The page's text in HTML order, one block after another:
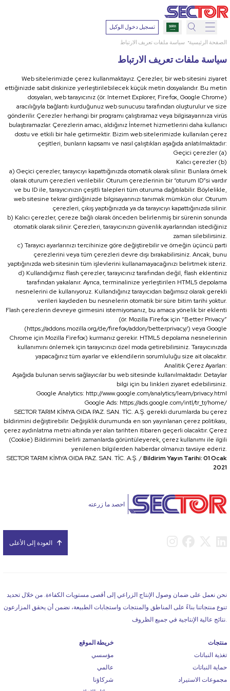
تسجيل دخول الوكيل
بحث
نبتة
المادة
الفعالة
اختر
مرضًا
بحث
الصفحة الرئيسية سياسة ملفات تعريف الارتباط
سياسة ملفات تعريف الارتباط
Web sitelerimizde çerez kullanmaktayız. Çerezler, bir web sitesini ziyaret
ettiğinizde sabit diskinize yerleştirilebilecek küçük metin dosyalarıdır. Bu metin
dosyaları, web tarayıcınız (ör. Internet Explorer, Firefox, Google Chrome)
aracılığıyla bağlantı kurduğunuz web sunucusu tarafından oluşturulur ve size
gönderilir. Çerezler herhangi bir programı çalıştıramaz veya bilgisayarınıza virüs
bulaştıramazlar. Çerezlerin amacı, aldığınız İnternet hizmetlerini daha kullanıcı
dostu ve etkili bir hale getirmektir. Bizim web sitelerimizde kullanılan çerez
çeşitleri, bunların kapsamı ve nasıl çalıştıkları aşağıda anlatılmaktadır:
Geçici çerezler (a)
Kalıcı çerezler (b)
a) Geçici çerezler, tarayıcıyı kapattığınızda otomatik olarak silinir. Bunlara örnek
olarak oturum çerezleri verilebilir. Oturum çerezlerinin bir “oturum ID”si vardır
ve bu ID ile, tarayıcınızın çeşitli talepleri tüm oturuma dağıtılabilir. Böylelikle,
web sitesine tekrar girdiğinizde bilgisayarınızı tanımak mümkün olur. Oturum
çerezleri, çıkış yaptığınızda ya da tarayıcıyı kapattığınızda silinir.
b) Kalıcı çerezler, çereze bağlı olarak önceden belirlenmiş bir sürenin sonunda
otomatik olarak silinir. Çerezleri, tarayıcınızın güvenlik ayarlarından istediğiniz
zaman silebilirsiniz.
c) Tarayıcı ayarlarınızı tercihinize göre değiştirebilir ve örneğin üçüncü parti
çerezlerini veya tüm çerezleri devre dışı bırakabilirsiniz. Ancak, bunu
yaptığınızda web sitesinin tüm işlevlerini kullanamayacağınızı belirtmek isteriz.
d) Kullandığımız flash çerezler, tarayıcınız tarafından değil, flash eklentiniz
tarafından yakalanır. Ayrıca, terminalinize yerleştirilen HTML5 depolama
nesnelerini de kullanıyoruz. Kullandığınız tarayıcıdan bağımsız olarak gerekli
verileri kaydeden bu nesnelerin otomatik bir süre bitim tarihi yoktur.
Flash çerezlerin devreye girmesini istemiyorsanız, bu amaca yönelik bir eklenti
(ör. Mozilla Firefox için “Better Privacy”
(https://addons.mozilla.org/de/firefox/addon/betterprivacy/) veya Google
Chrome için Mozilla Firefox) kurmanız gerekir. HTML5 depolama nesnelerinin
kullanımını önlemek için tarayıcınızı özel moda getirebilirsiniz. Tarayıcınızda
yapacağınız tüm ayarlar ve eklendilerin sorumluluğu size ait olacaktır.
Analitik Çerez Ayarları:
Aşağıda bulunan servis sağlayıcılar bu web sitesinde kullanılmaktadır. Detaylar
bilgi için bu linkleri ziyaret edebilirsiniz.
Google Analytics: http://www.google.com/analytics/learn/privacy.html
Google Ads: https://ads.google.com/intl/tr_tr/home/
SECTOR TARIM KİMYA GIDA PAZ. SAN. TİC. A.Ş. gerekli durumlarda bu çerez
bildirimini değiştirebilir. Değişiklik durumunda en son yayınlanan çerez politikası,
çerez aydınlatma metni altında yer alan tarihten itibaren geçerli olacaktır. Çerez
(Cookie) Bildirimini belirli zamanlarda görüntüleyerek, çerez kullanımı ile ilgili
yenilenen bilgilerden haberdar olmanızı tavsiye ederiz.
SECTOR TARIM KİMYA GIDA PAZ. SAN. TİC. A.Ş. /Bildirim Yayın Tarihi: 01 Ocak
2021
احصد ما زرعته
العودة إلى الأعلى
نحن نعمل على ضمان وصول الإنتاج الزراعي إلى أقصى مستويات الكفاءة. من خلال تحديد
تنوع منتجاتنا بناءً على المناطق والمنتجات واستجابات الطبيعة، نضمن أن يحقق المزارعون
نتائج عالية الإنتاجية في جميع الظروف.
خريطة الموقع
مؤسسي
عالمي
شركاؤنا
منتجات
تغذية النباتات
حماية النباتات
مجموعات الاستيراد